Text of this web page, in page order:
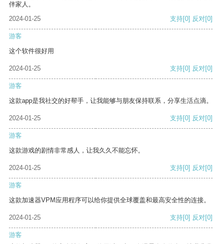
伴家人。
2024-01-25
支持[0] 反对[0]
游客
这个软件很好用
2024-01-25 支持[0] 反对[0]
游客
这款app是我社交的好帮手，让我能够与朋友保持联系，分享生活点滴。
2024-01-25 支持[0] 反对[0]
游客
这款游戏的剧情非常感人，让我久久不能忘怀。
2024-01-25 支持[0] 反对[0]
游客
这款加速器VPM应用程序可以给你提供全球覆盖和最高安全性的连接。
2024-01-25 支持[0] 反对[0]
游客